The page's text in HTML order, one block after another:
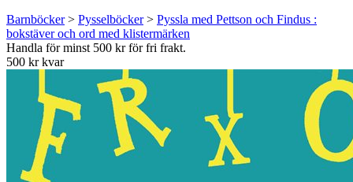
Barnböcker> Pysselböcker> Pyssla med Pettson och Findus :
bokstäver och ord med klistermärken
Handla för minst 500 kr för fri frakt.
500 kr kvar